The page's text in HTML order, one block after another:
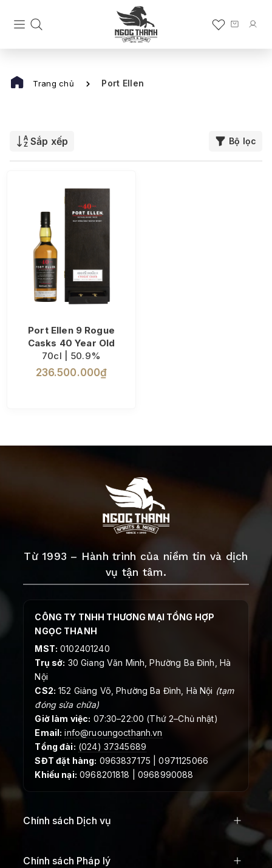
Trang chủ Port Ellen
Sắp xếp Bộ lọc
Port Ellen 9 Rogue
Casks 40 Year Old
70cl | 50.9%
236.500.000₫
Từ 1993 – Hành trình của niềm tin và dịch
vụ tận tâm.
CÔNG TY TNHH THƯƠNG MẠI TỔNG HỢP
NGỌC THANH
MST: 0102401240
Trụ sở: 30 Giang Văn Minh, Phường Ba Đình, Hà
Nội
CS2: 152 Giảng Võ, Phường Ba Đình, Hà Nội (tạm
đóng sửa chữa)
Giờ làm việc: 07:30–22:00 (Thứ 2–Chủ nhật)
Email: info@ruoungocthanh.vn
Tổng đài: (024) 37345689
SĐT đặt hàng: 0963837175 | 0971125066
Khiếu nại: 0968201818 | 0968990088
Chính sách Dịch vụ
Chính sách Pháp lý